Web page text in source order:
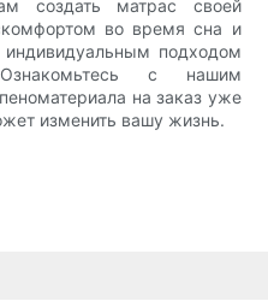
создать матрас своей
во время сна и
индивидуальным подходом
с нашим
на заказ уже
изменить вашу жизнь.